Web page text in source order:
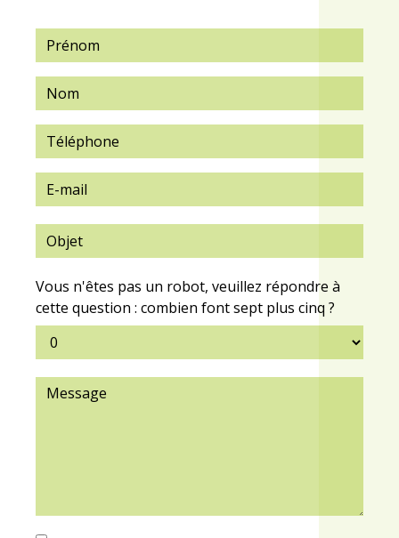
Vous n'êtes pas un robot, veuillez répondre à
cette question : combien font sept plus cinq ?